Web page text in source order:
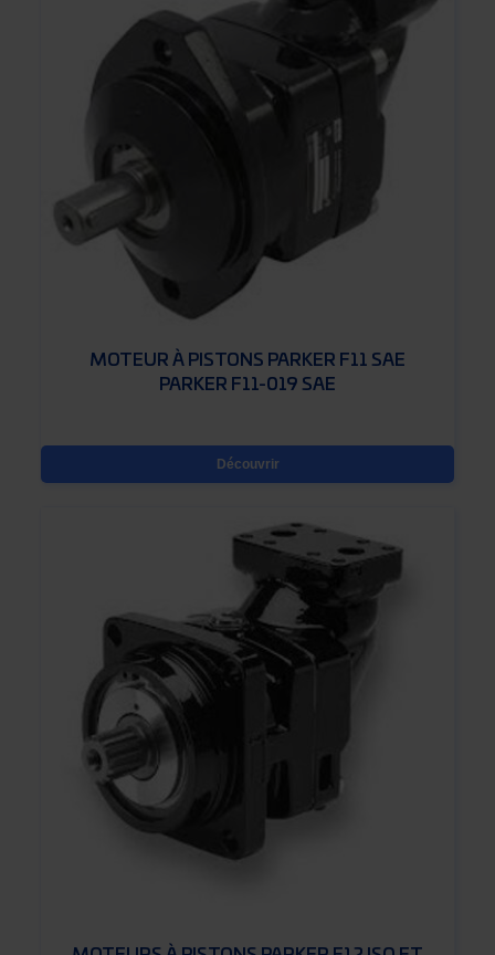
MOTEUR À PISTONS PARKER F11 SAE
PARKER F11-019 SAE
Découvrir